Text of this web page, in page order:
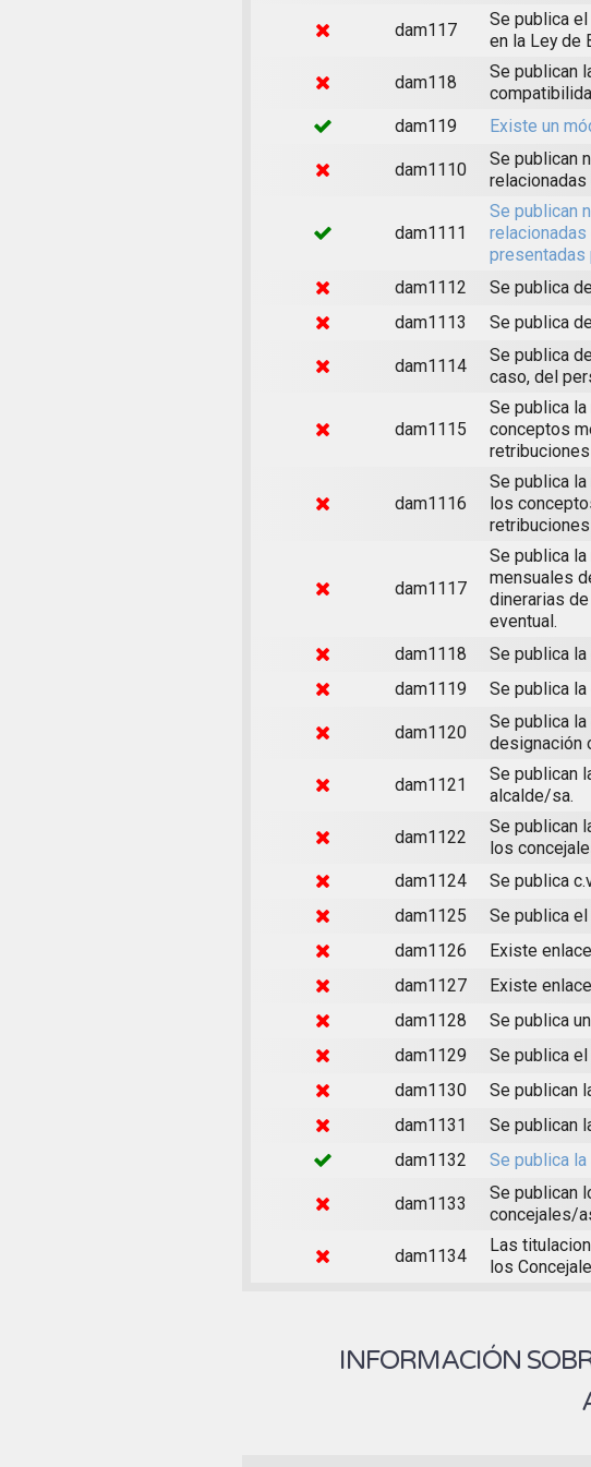
dam117
Se publica
en la Ley de
dam118
Se publican
dam119
Existe un
dam1110
Se publican
relacionadas
dam1111
Se publican
presentadas
dam1112
Se publica
dam1113
Se publica
dam1114
Se publica
caso, del
dam1115
Se publica
conceptos
dam1116
Se publica
los
dam1117
Se publica
mensuales
dinerarias
eventual.
dam1118
Se publica
dam1119
Se publica
dam1120
Se publica
designación
dam1121
Se publican
alcalde/sa.
dam1122
Se publican
los
dam1124
Se publica
dam1125
Se publica
dam1126
Existe
dam1127
Existe
dam1128
Se publica
dam1129
Se publica el
dam1130
Se publican
dam1131
Se publican
dam1132
Se publica
dam1133
Se publican
concejales/
dam1134
Las
los
INFORMACIÓN